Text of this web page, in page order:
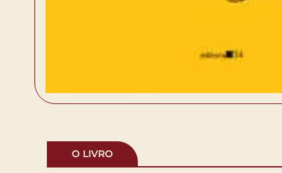
O LIVRO